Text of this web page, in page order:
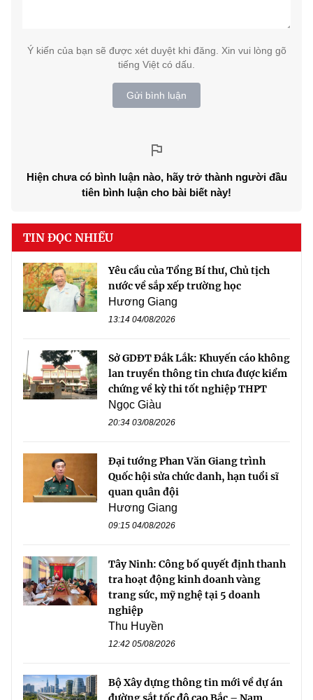
Ý kiến của bạn sẽ được xét duyệt khi đăng. Xin vui lòng gõ
tiếng Việt có dấu.
Gửi bình luận
Hiện chưa có bình luận nào, hãy trở thành người đầu
tiên bình luận cho bài biết này!
TIN ĐỌC NHIỀU
Yêu cầu của Tổng Bí thư, Chủ tịch
nước về sắp xếp trường học
Hương Giang
13:14 04/08/2026
Sở GDĐT Đắk Lắk: Khuyến cáo không
lan truyền thông tin chưa được kiểm
chứng về kỳ thi tốt nghiệp THPT
Ngọc Giàu
20:34 03/08/2026
Đại tướng Phan Văn Giang trình
Quốc hội sửa chức danh, hạn tuổi sĩ
quan quân đội
Hương Giang
09:15 04/08/2026
Tây Ninh: Công bố quyết định thanh
tra hoạt động kinh doanh vàng
trang sức, mỹ nghệ tại 5 doanh
nghiệp
Thu Huyền
12:42 05/08/2026
Bộ Xây dựng thông tin mới về dự án